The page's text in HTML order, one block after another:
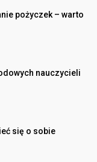
pożyczek – warto
nauczycieli
się o sobie